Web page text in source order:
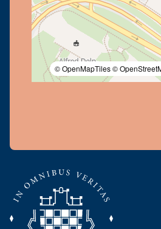
© OpenMapTiles©